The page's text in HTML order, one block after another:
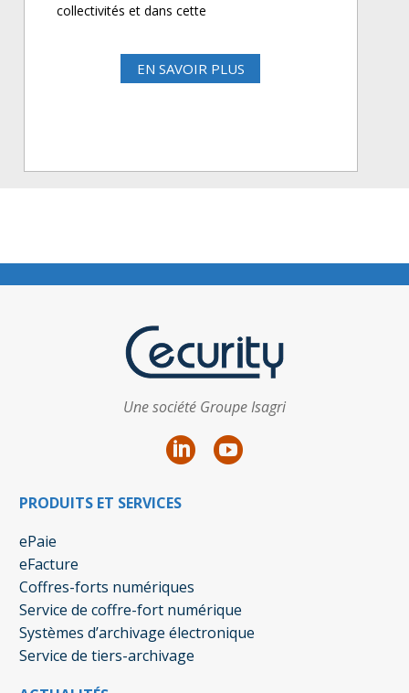
collectivités et dans cette
EN SAVOIR PLUS
Une société Groupe Isagri
PRODUITS ET SERVICES
ePaie
eFacture
Coffres-forts numériques
Service de coffre-fort numérique
Systèmes d’archivage électronique
Service de tiers-archivage